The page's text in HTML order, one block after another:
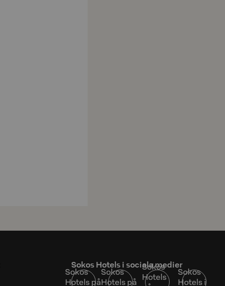
Sokos Hotels i sociala medier
Sokos
Hotels på
Sokos
Hotels på
Sokos
Hotels
Sokos
Hotels i